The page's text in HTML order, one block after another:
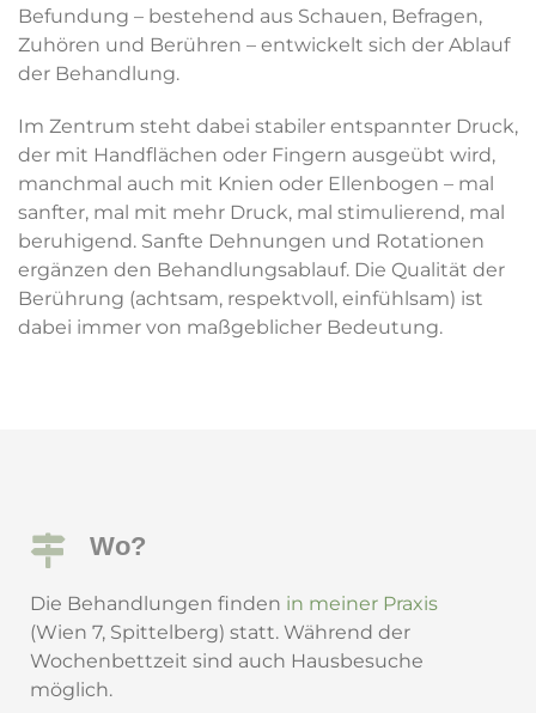
Befundung – bestehend aus Schauen, Befragen,
Zuhören und Berühren – entwickelt sich der Ablauf
der Behandlung.
Im Zentrum steht dabei stabiler entspannter Druck,
der mit Handflächen oder Fingern ausgeübt wird,
manchmal auch mit Knien oder Ellenbogen – mal
sanfter, mal mit mehr Druck, mal stimulierend, mal
beruhigend. Sanfte Dehnungen und Rotationen
ergänzen den Behandlungsablauf. Die Qualität der
Berührung (achtsam, respektvoll, einfühlsam) ist
dabei immer von maßgeblicher Bedeutung.
Wo?
Die Behandlungen finden in meiner Praxis
(Wien 7, Spittelberg) statt. Während der
Wochenbettzeit sind auch Hausbesuche
möglich.